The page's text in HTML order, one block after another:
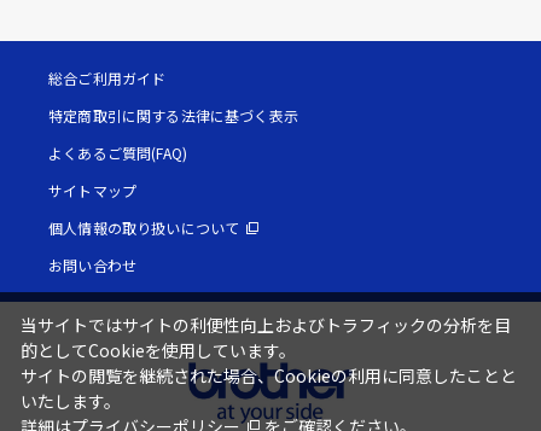
総合ご利用ガイド
特定商取引に関する法律に基づく表示
よくあるご質問(FAQ)
サイトマップ
個人情報の取り扱いについて
お問い合わせ
当サイトではサイトの利便性向上およびトラフィックの分析を目
的としてCookieを使用しています。
サイトの閲覧を継続された場合、Cookieの利用に同意したことと
いたします。